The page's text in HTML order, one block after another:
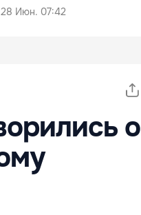
28 Июн. 07:42
о